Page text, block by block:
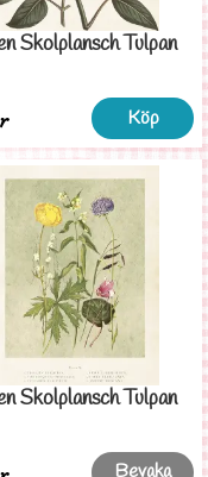
Skolplansch Tulpan
Köp
Skolplansch Tulpan
Bevaka